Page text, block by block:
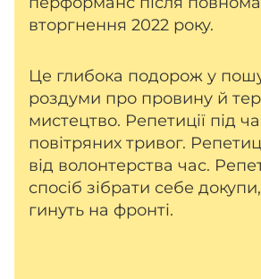
вторгнення 2022 року.
Це глибока подорож у
роздуми про провину й
мистецтво. Репетиції під
повітряних тривог.
від волонтерства час.
спосіб зібрати себе
гинуть на фронті.